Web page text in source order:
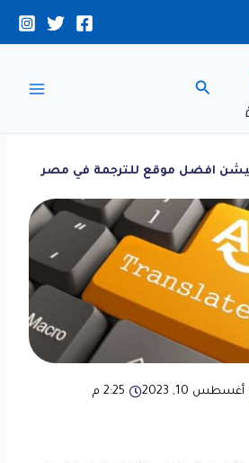
البحث
افضل موقع للترجمة في مصر
أغسطس 10, 2023 2:25 م